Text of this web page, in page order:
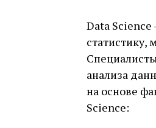
Data
статистику,
анализа
на основе
Science: